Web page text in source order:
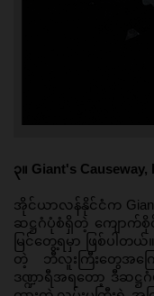
၃။ Giant's Causeway,
အိုင်ယာလန်နိုင်ငံက Giant's
ဆဋ္ဌဂံပုံစံရှိတဲ့ ကျောက်စို
မြင်တွေ့ရမှာ ဖြစ်ပါတ
တဲ့ ဘီလူးကြီးတွေအကြေ
ဒဏ္ဍာရီအရတော့ ဒီဆဋ္